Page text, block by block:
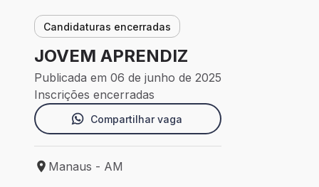
Candidaturas encerradas
JOVEM APRENDIZ
Publicada em 06 de junho de 2025
Inscrições encerradas
Compartilhar vaga
Local de trabalho: Manaus - AM
Manaus - AM